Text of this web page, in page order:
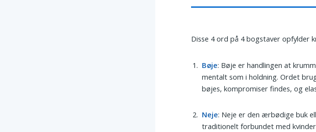
Disse 4 ord på 4 bogstaver opfylder
Bøje: Bøje er handlingen at
mentalt som i holdning. Ordet
bøjes, kompromiser findes, og
Neje: Neje er den ærbødige buk
traditionelt forbundet med